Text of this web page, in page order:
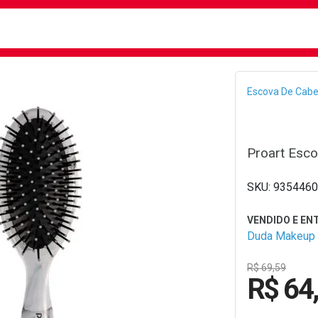
Escova De
Proart
Duda Makeup
R$ 69,59
R$